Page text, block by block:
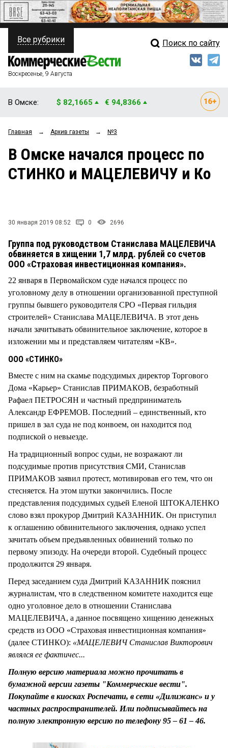
ПОЛИТИКА
ФИНАНСЫ
ОБЩЕСТВО
ЗАКОН
СТИЛЬ ЖИЗНИ
Свежий выпуск
Рейтинги
Блоги
Все рубрики Поиск по сайту
Воскресенье, 9 Августа
В Омске: $ 82,1665 € 94,8366
Главная → Архив газеты → №3
В Омске начался процесс по
СТИНКО и МАЦЕЛЕВИЧУ и Ко
30 января 2019 08:52 0 2696
Группа под руководством Станислава МАЦЕЛЕВИЧА
обвиняется в хищении 1,7 млрд. рублей со счетов
ООО «Страховая инвестиционная компания».
22 января в Первомайском суде начался процесс по
уголовному делу в отношении организованной преступной
группы бывшего руководителя СРО «Первая гильдия
строителей» Станислава МАЦЕЛЕВИЧА. В этот день
начали зачитывать обвинительное заключение, которое в
изложении мы и представляем читателям «КВ».
ООО «СТИНКО»
Вместе с ним на скамье подсудимых директор Торгового
Дома «Карьер» Станислав ПРИМАКОВ, безработный
Рафаел ПЕТРОСЯН и частный предприниматель
Александр ЕФРЕМОВ. Последний – единственный, кто
пришел в зал суда не под конвоем, он находится под
подпиской о невыезде.
На традиционный вопрос судьи, не возражают ли
подсудимые против присутствия СМИ, Станислав
ПРИМАКОВ заявил протест, мотивировав его тем, что он
стесняется. На этом шутки закончились. После
представления подсудимых судьей Еленой ШТОКАЛЕНКО
слово взял прокурор Дмитрий КАЗАННИК. Он приступил
к оглашению обвинительного заключения, однако успел
зачитать объем предъявленных обвинений только по
первому эпизоду. На очереди второй. Судебный процесс
продолжится 29 января.
Перед заседанием суда Дмитрий КАЗАННИК пояснил
журналистам, что в следственном комитете находится еще
одно уголовное дело в отношении Станислава
МАЦЕЛЕВИЧА, а данное посвящено хищению денежных
средств из ООО «Страховая инвестиционная компания»
(далее СТИНКО): «МАЦЕЛЕВИЧ Станислав Викторович
являлся ее фактичес...
Полную версию материала можно прочитать в
бумажной версии газеты "Коммерческие вести".
Покупайте в киосках Роспечати, в сети «Дилижанс» и у
частных распространителей. Или подписывайтесь на
полную электронную версию по телефону 95 – 61 – 46.